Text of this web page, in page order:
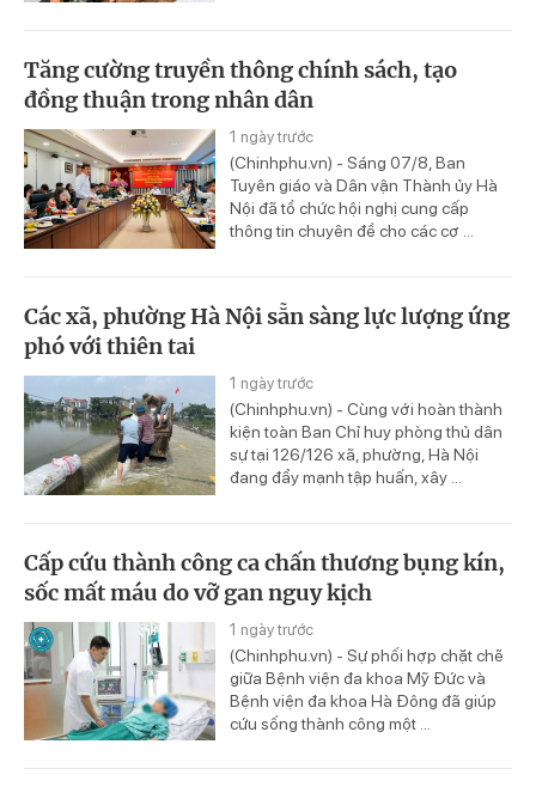
Tăng cường truyền thông chính sách, tạo
đồng thuận trong nhân dân
1 ngày trước
(Chinhphu.vn) - Sáng 07/8, Ban
Tuyên giáo và Dân vận Thành ủy Hà
Nội đã tổ chức hội nghị cung cấp
thông tin chuyên đề cho các cơ ...
Các xã, phường Hà Nội sẵn sàng lực lượng ứng
phó với thiên tai
1 ngày trước
(Chinhphu.vn) - Cùng với hoàn thành
kiện toàn Ban Chỉ huy phòng thủ dân
sự tại 126/126 xã, phường, Hà Nội
đang đẩy mạnh tập huấn, xây ...
Cấp cứu thành công ca chấn thương bụng kín,
sốc mất máu do vỡ gan nguy kịch
1 ngày trước
(Chinhphu.vn) - Sự phối hợp chặt chẽ
giữa Bệnh viện đa khoa Mỹ Đức và
Bệnh viện đa khoa Hà Đông đã giúp
cứu sống thành công một ...